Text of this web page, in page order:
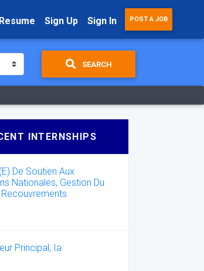
Sign Up Sign In POST A JOB
SEARCH
INTERNSHIPS
De Soutien Aux
Nationales, Gestion Du
Recouvrements
Principal, Ia